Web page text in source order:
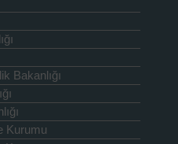
Bakanlığı
Kurumu